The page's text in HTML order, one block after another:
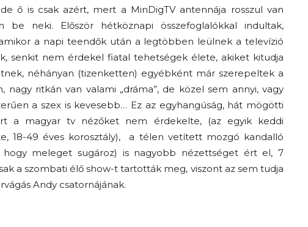
ő is csak azért, mert a MinDigTV antennája rosszul van
neki. Először hétköznapi összefoglalókkal indultak,
a napi teendők után a legtöbben leülnek a televízió
senkit nem érdekel fiatal tehetségek élete, akiket kitudja
néhányan (tizenketten) egyébként már szerepeltek a
nagy ritkán van valami „dráma”, de közel sem annyi, vagy
a szex is kevesebb… Ez az egyhangúság, hát mögötti
a magyar tv nézőket nem érdekelte, (az egyik keddi
18-49 éves korosztály), a télen vetített mozgó kandalló
meleget sugároz) is nagyobb nézettséget ért el, 7
a szombati élő show-t tartották meg, viszont az sem tudja
Andy csatornájának.